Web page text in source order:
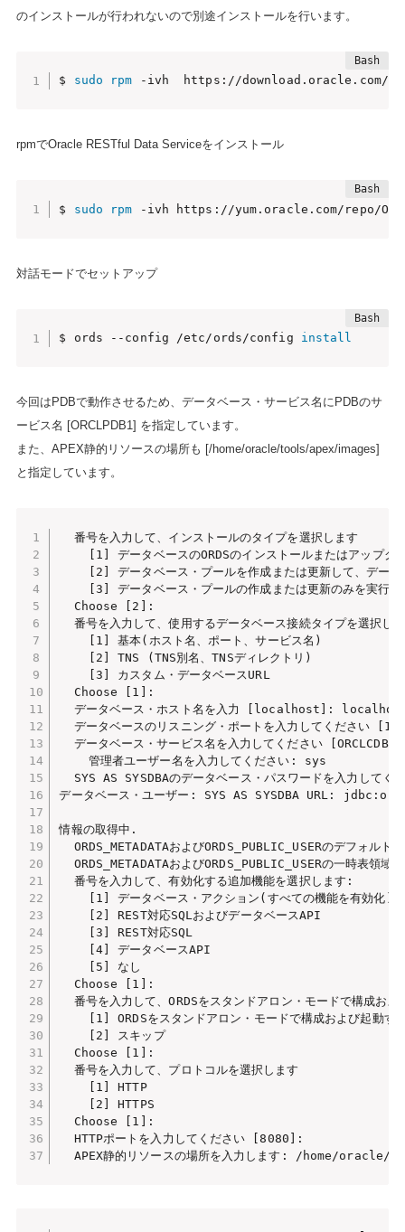
のインストールが行われないので別途インストールを行います。
$ sudo rpm -ivh  https://download.oracle.com/
rpmでOracle RESTful Data Serviceをインストール
$ sudo rpm -ivh https://yum.oracle.com/repo/
対話モードでセットアップ
$ ords --config /etc/ords/config install
今回はPDBで動作させるため、データベース・サービス名にPDBのサ
ービス名 [ORCLPDB1] を指定しています。
また、APEX静的リソースの場所も [/home/oracle/tools/apex/images]
と指定しています。
  番号を入力して、インストールのタイプを選択します
[1] データベースのORDSのインストールまたはアップグ
[2] データベース・プールを作成または更新して、デー
[3] データベース・プールの作成または更新のみを実行す
  Choose [2]:
番号を入力して、使用するデータベース接続タイプを選択し
    [1] 基本(ホスト名、ポート、サービス名)
    [2] TNS (TNS別名、TNSディレクトリ)
    [3] カスタム・データベースURL
  Choose [1]:
データベース・ホスト名を入力 [localhost]:
データベースのリスニング・ポートを入力してください
データベース・サービス名を入力してください
    管理者ユーザー名を入力してください: sys
SYS AS SYSDBAのデータベース・パスワードを入力してく
データベース・ユーザー: SYS AS SYSDBA URL:
情報の取得中.
ORDS_METADATAおよびORDS_PUBLIC_USERのデフォルト表
ORDS_METADATAおよびORDS_PUBLIC_USERの一時表領域を
  番号を入力して、有効化する追加機能を選択します:
    [1] データベース・アクション(すべての機能を有効化)
    [2] REST対応SQLおよびデータベースAPI
    [3] REST対応SQL
    [4] データベースAPI
    [5] なし
  Choose [1]:
番号を入力して、ORDSをスタンドアロン・モードで構成およ
[1] ORDSをスタンドアロン・モードで構成および起動す
    [2] スキップ
  Choose [1]:
  番号を入力して、プロトコルを選択します
    [1] HTTP
    [2] HTTPS
  Choose [1]:
  HTTPポートを入力してください [8080]:
APEX静的リソースの場所を入力します: /home/